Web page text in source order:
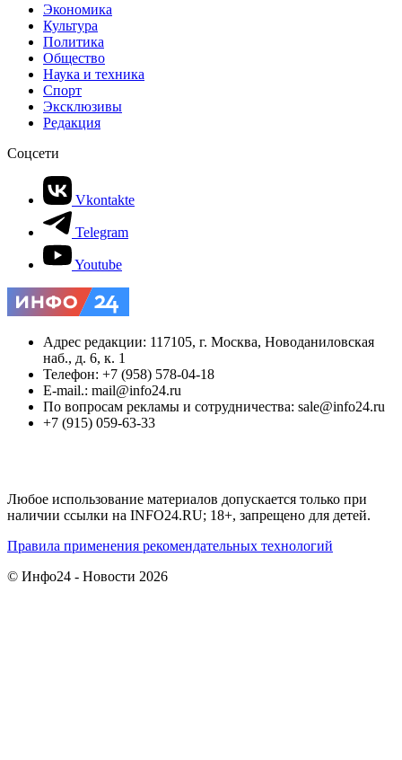
Экономика
Культура
Политика
Общество
Наука и техника
Спорт
Эксклюзивы
Редакция
Соцсети
Vkontakte
Telegram
Youtube
Адрес редакции: 117105, г. Москва, Новоданиловская
наб., д. 6, к. 1
Телефон: +7 (958) 578-04-18
E-mail.: mail@info24.ru
По вопросам рекламы и сотрудничества: sale@info24.ru
+7 (915) 059-63-33
Любое использование материалов допускается только при
наличии ссылки на INFO24.RU; 18+, запрещено для детей.
Правила применения рекомендательных технологий
© Инфо24 - Новости 2026